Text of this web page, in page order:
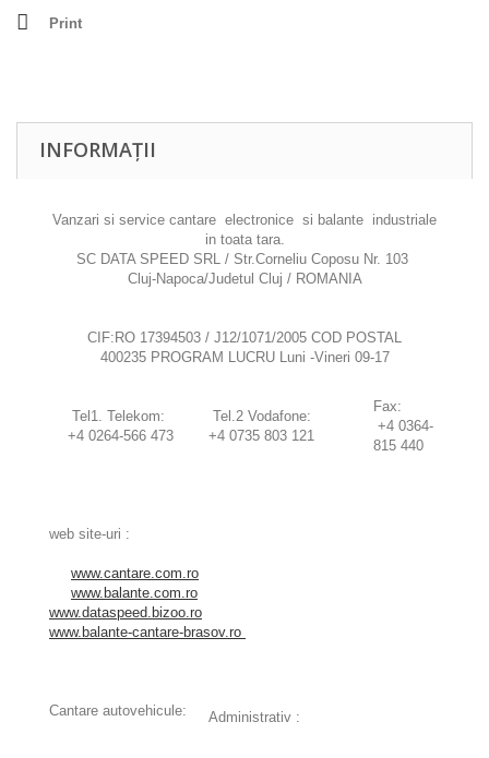
Print
INFORMAȚII
Vanzari si service cantare electronice si balante industriale
in toata tara.
SC DATA SPEED SRL / Str.Corneliu Coposu Nr. 103
Cluj-Napoca/Judetul Cluj / ROMANIA
CIF:RO 17394503 / J12/1071/2005 COD POSTAL
400235 PROGRAM LUCRU Luni -Vineri 09-17
Tel1. Telekom:
+4 0264-566 473
Tel.2 Vodafone:
+4 0735 803 121
Fax:
+4 0364-
815 440
web site-uri :
www.cantare.com.ro
www.balante.com.ro
www.dataspeed.bizoo.ro
www.balante-cantare-brasov.ro
Cantare autovehicule: Administrativ :